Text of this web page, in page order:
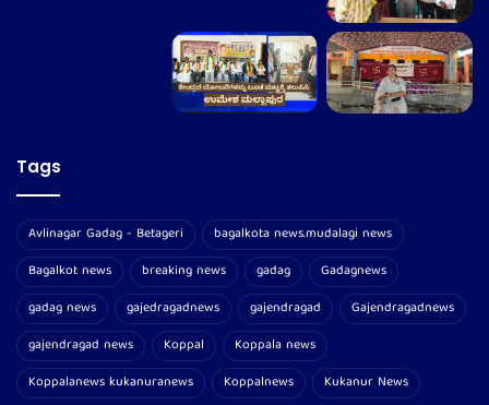
Tags
Avlinagar Gadag - Betageri
bagalkota news.mudalagi news
Bagalkot news
breaking news gadag
Gadagnews
gadag news
gajedragadnews gajendragad
Gajendragadnews
gajendragad news
Koppal
Koppala news
Koppalanews kukanuranews
Koppalnews
Kukanur News